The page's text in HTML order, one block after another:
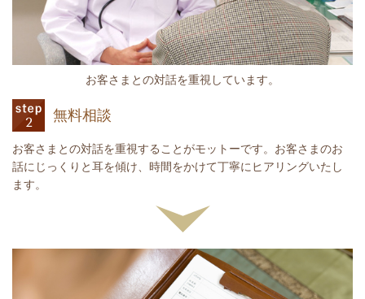
お客さまとの対話を重視しています。
無料相談
お客さまとの対話を重視することがモットーです。お客さまのお
話にじっくりと耳を傾け、時間をかけて丁寧にヒアリングいたし
ます。